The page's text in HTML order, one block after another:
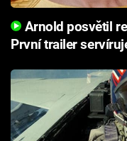
Arnold posvětil
První trailer